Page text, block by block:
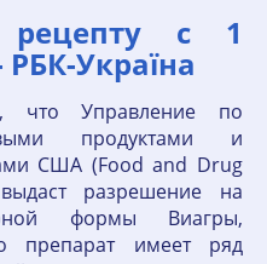
рецепту с 1
РБК-Україна
что Управление по
продуктами и
США (Food and Drug
разрешение на
формы Виагры,
препарат имеет ряд